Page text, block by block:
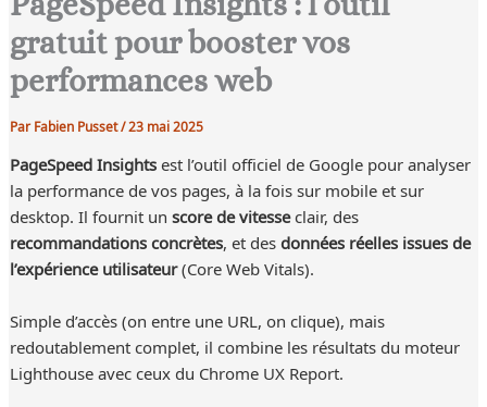
gratuit pour booster vos
performances web
ParFabien Pusset/23 mai 2025
PageSpeed Insightsest l’outil officiel de Google pour analyser
la performance de vos pages, à la fois sur mobile et sur
desktop. Il fournit unscore de vitesseclair, des
recommandations concrètes, et desdonnées réelles issues de
l’expérience utilisateur(Core Web Vitals).
Simple d’accès (on entre une URL, on clique), mais
redoutablement complet, il combine les résultats du moteur
Lighthouse avec ceux du Chrome UX Report.